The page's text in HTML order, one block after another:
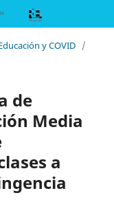
y COVID /
de
Media
a